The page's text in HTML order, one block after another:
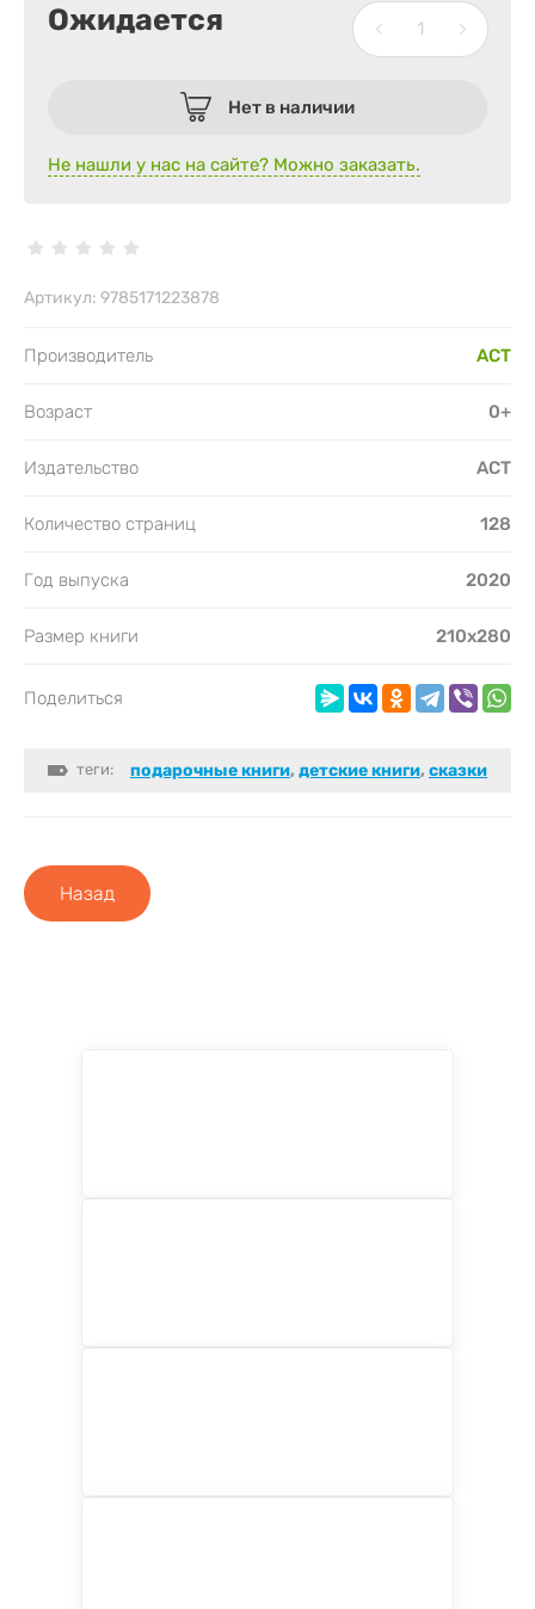
Ожидается
Нет в наличии
Не нашли у нас на сайте? Можно заказать.
Артикул: 9785171223878
Производитель АСТ
Возраст 0+
Издательство АСТ
Количество страниц 128
Год выпуска 2020
Размер книги 210х280
Поделиться
теги: подарочные книги, детские книги, сказки
Назад